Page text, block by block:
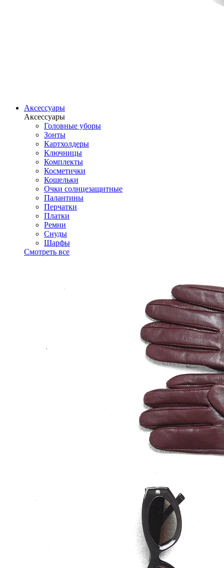
Аксессуары
Аксессуары
Головные уборы
Зонты
Картхолдеры
Ключницы
Комплекты
Косметички
Кошельки
Очки солнцезащитные
Палантины
Перчатки
Платки
Ремни
Снуды
Шарфы
Смотреть все